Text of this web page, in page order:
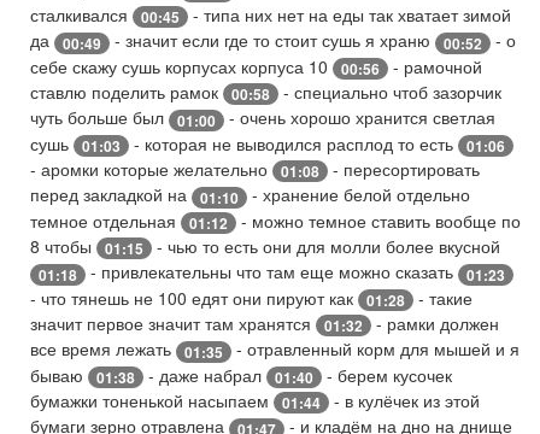
сталкивался
00:45
- типа них нет на еды так хватает зимой
да
00:49 - значит если где то стоит сушь я храню 00:52
- о
себе скажу сушь корпусах корпуса 10
00:56
- рамочной
ставлю поделить рамок
00:58
- специально чтоб зазорчик
чуть больше был
01:00
- очень хорошо хранится светлая
сушь
01:03 - которая не выводился расплод то есть 01:06
- аромки которые желательно 01:08
- пересортировать
перед закладкой на
01:10
- хранение белой отдельно
темное отдельная
01:12
- можно темное ставить вообще по
8 чтобы
01:15 - чью то есть они для молли более вкусной
01:18 - привлекательны что там еще можно сказать 01:23
- что тянешь не 100 едят они пируют как 01:28
- такие
значит первое значит там хранятся
01:32
- рамки должен
все время лежать
01:35
- отравленный корм для мышей и я
бываю
01:38 - даже набрал 01:40
- берем кусочек
бумажки тоненькой насыпаем
01:44
- в кулёчек из этой
бумаги зерно отравлена
01:47
- и кладём на дно на днище